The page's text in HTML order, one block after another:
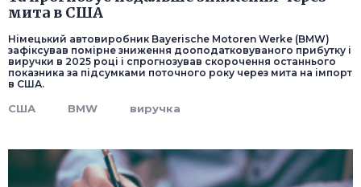
мита в США
Німецький автовиробник Bayerische Motoren Werke (BMW)
зафіксував помірне зниження дооподатковуваного прибутку і
виручки в 2025 році і спрогнозував скорочення останнього
показника за підсумками поточного року через мита на імпорт
в США.
США BMW виручка